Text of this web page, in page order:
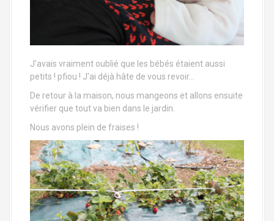
J’avais vraiment oublié que les bébés étaient aussi
petits ! pfiou ! J’ai déjà hâte de vous revoir…
De retour à la maison, nous mangeons et allons ensuite
vérifier que tout va bien dans le jardin.
Nous avons plein de fraises !